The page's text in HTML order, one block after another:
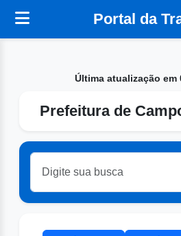
Portal da
Última atualização em
Prefeitura de